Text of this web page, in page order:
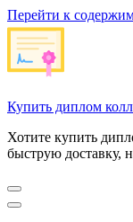
Перейти к
Купить диплом
Хотите купить
быструю доставку,